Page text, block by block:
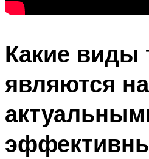
Какие виды
являются